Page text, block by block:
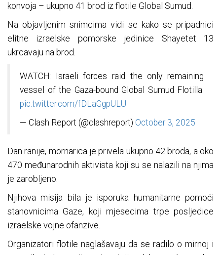
konvoja – ukupno 41 brod iz flotile Global Sumud.
Na objavljenim snimcima vidi se kako se pripadnici
elitne izraelske pomorske jedinice Shayetet 13
ukrcavaju na brod.
WATCH: Israeli forces raid the only remaining
vessel of the Gaza-bound Global Sumud Flotilla.
pic.twitter.com/fDLaGgpULU
— Clash Report (@clashreport) October 3, 2025
Dan ranije, mornarica je privela ukupno 42 broda, a oko
470 međunarodnih aktivista koji su se nalazili na njima
je zarobljeno.
Njihova misija bila je isporuka humanitarne pomoći
stanovnicima Gaze, koji mjesecima trpe posljedice
izraelske vojne ofanzive.
Organizatori flotile naglašavaju da se radilo o mirnoj i